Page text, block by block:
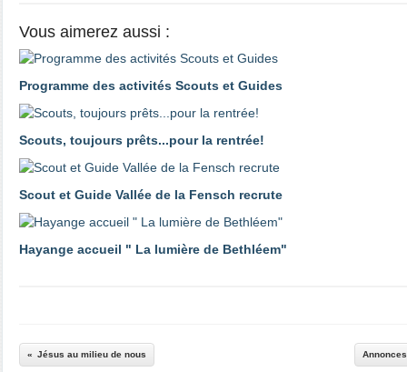
Vous aimerez aussi :
Programme des activités Scouts et Guides
Scouts, toujours prêts...pour la rentrée!
Scout et Guide Vallée de la Fensch recrute
Hayange accueil " La lumière de Bethléem"
Jésus au milieu de nous